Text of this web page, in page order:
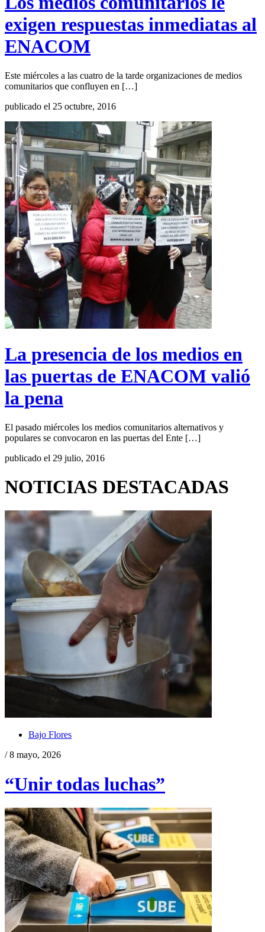
exigen respuestas inmediatas al
ENACOM
Este miércoles a las cuatro de la tarde organizaciones de medios
comunitarios que confluyen en […]
publicado el 25 octubre, 2016
La presencia de los medios en
las puertas de ENACOM valió
la pena
El pasado miércoles los medios comunitarios alternativos y
populares se convocaron en las puertas del Ente […]
publicado el 29 julio, 2016
NOTICIAS DESTACADAS
Bajo Flores
/ 8 mayo, 2026
“Unir todas luchas”